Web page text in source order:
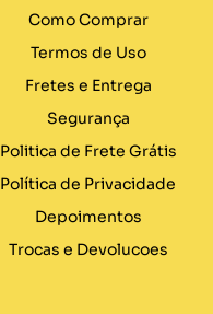
Como Comprar
Termos de Uso
Fretes e Entrega
Segurança
Politica de Frete Grátis
Política de Privacidade
Depoimentos
Trocas e Devolucoes